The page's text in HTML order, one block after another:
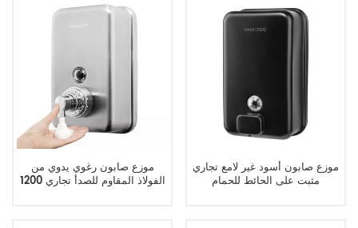
موزع صابون رغوي يدوي من
الفولاذ المقاوم للصدأ تجاري 1200
موزع صابون أسود غير لامع تجاري
مثبت على الحائط للحمام